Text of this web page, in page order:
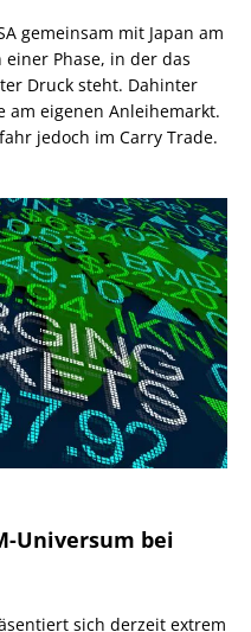
gemeinsam mit Japan am
Phase, in der das
Druck steht. Dahinter
am eigenen Anleihemarkt.
jedoch im Carry Trade.
Universum bei
sich derzeit extrem